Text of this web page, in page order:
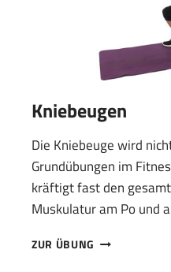
Kniebeugen
Die Kniebeuge wird
Grundübungen im
kräftigt fast den
Muskulatur am Po und
ZUR ÜBUNG KNIEBEUGEN